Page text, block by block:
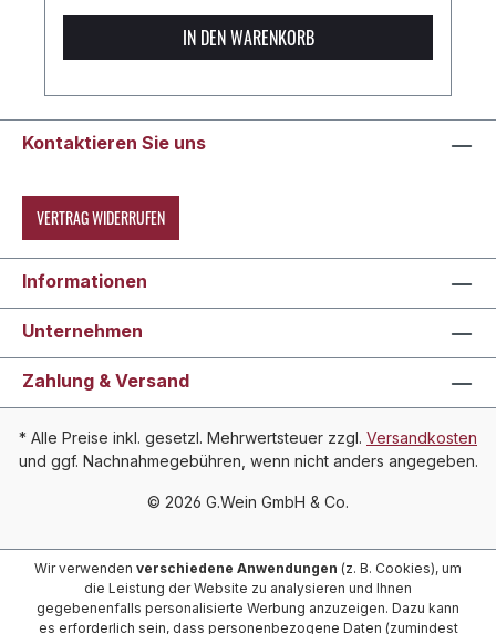
IN DEN WARENKORB
Kontaktieren Sie uns
VERTRAG WIDERRUFEN
Informationen
Unternehmen
Zahlung & Versand
* Alle Preise inkl. gesetzl. Mehrwertsteuer zzgl. Versandkosten
und ggf. Nachnahmegebühren, wenn nicht anders angegeben.
© 2026 G.Wein GmbH & Co.
Wir verwenden verschiedene Anwendungen (z. B. Cookies), um
die Leistung der Website zu analysieren und Ihnen
gegebenenfalls personalisierte Werbung anzuzeigen. Dazu kann
es erforderlich sein, dass personenbezogene Daten (zumindest